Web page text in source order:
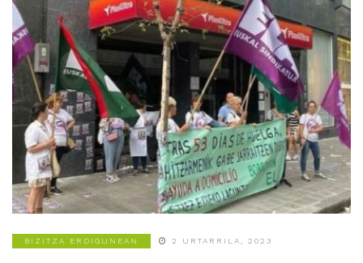
BIZITZA ERDIGUNEAN 2 URTARRILA, 2023